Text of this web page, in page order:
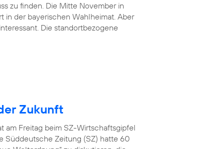
zu finden. Die Mitte November in
der bayerischen Wahlheimat. Aber
Die standortbezogene
Zukunft
am Freitag beim SZ-Wirtschaftsgipfel
Süddeutsche Zeitung (SZ) hatte 60